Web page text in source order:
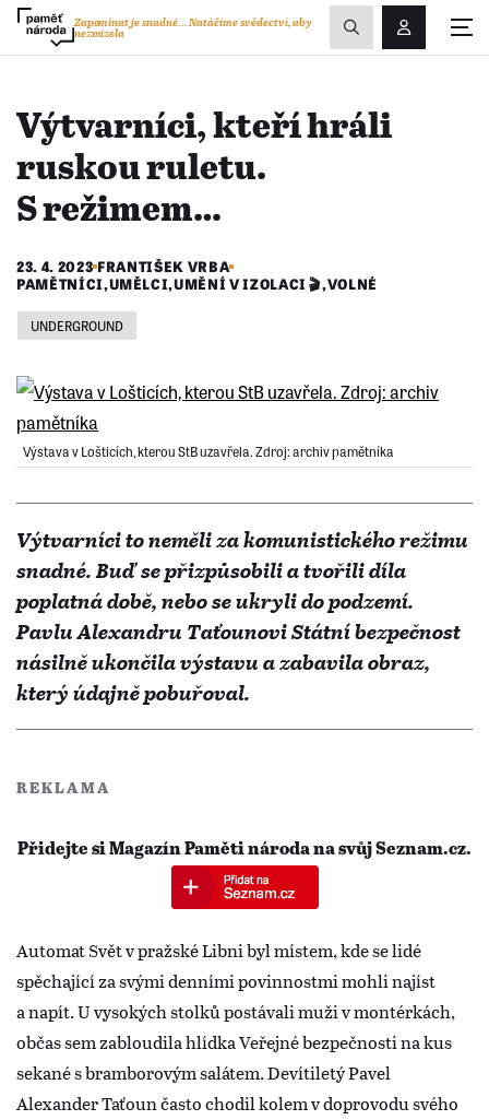
Přihlášení/
Zapomínat je snadné...Natáčíme svědectví, aby
nezmizela
Zobrazit
vyhledávání
Výtvarníci, kteří hráli
ruskou ruletu.
S režimem…
23. 4. 2023 FRANTIŠEK VRBA
PAMĚTNÍCI,UMĚLCI,UMĚNÍ V IZOLACI 🎬,VOLNÉ
UNDERGROUND
Výstava v Lošticích, kterou StB uzavřela. Zdroj: archiv pamětníka
Výtvarníci to neměli za komunistického režimu
snadné. Buď se přizpůsobili a tvořili díla
poplatná době, nebo se ukryli do podzemí.
Pavlu Alexandru Taťounovi Státní bezpečnost
násilně ukončila výstavu a zabavila obraz,
který údajně pobuřoval.
REKLAMA
Přidejte si Magazín Paměti národa na svůj Seznam.cz.
Automat Svět v pražské Libni byl místem, kde se lidé
spěchající za svými denními povinnostmi mohli najíst
a napít. U vysokých stolků postávali muži v montérkách,
občas sem zabloudila hlídka Veřejné bezpečnosti na kus
sekané s bramborovým salátem. Devítiletý Pavel
Alexander Taťoun často chodil kolem v doprovodu svého